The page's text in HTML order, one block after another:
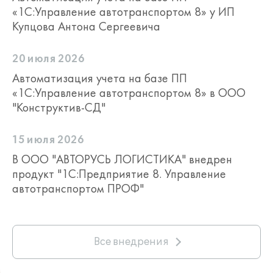
«1С:Управление автотранспортом 8» у ИП
Купцова Антона Сергеевича
20 июля 2026
Автоматизация учета на базе ПП
«1С:Управление автотранспортом 8» в ООО
"Конструктив-СД"
15 июля 2026
В ООО "АВТОРУСЬ ЛОГИСТИКА" внедрен
продукт "1С:Предприятие 8. Управление
автотранспортом ПРОФ"
Все внедрения